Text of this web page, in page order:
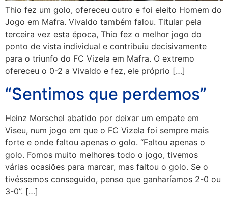
Thio fez um golo, ofereceu outro e foi eleito Homem do
Jogo em Mafra. Vivaldo também falou. Titular pela
terceira vez esta época, Thio fez o melhor jogo do
ponto de vista individual e contribuiu decisivamente
para o triunfo do FC Vizela em Mafra. O extremo
ofereceu o 0-2 a Vivaldo e fez, ele próprio […]
“Sentimos que perdemos”
Heinz Morschel abatido por deixar um empate em
Viseu, num jogo em que o FC Vizela foi sempre mais
forte e onde faltou apenas o golo. “Faltou apenas o
golo. Fomos muito melhores todo o jogo, tivemos
várias ocasiões para marcar, mas faltou o golo. Se o
tivéssemos conseguido, penso que ganharíamos 2-0 ou
3-0”. […]